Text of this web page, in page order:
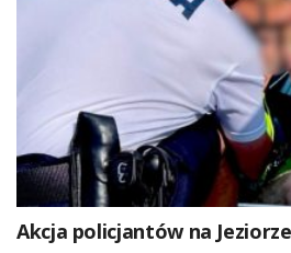
Akcja policjantów na